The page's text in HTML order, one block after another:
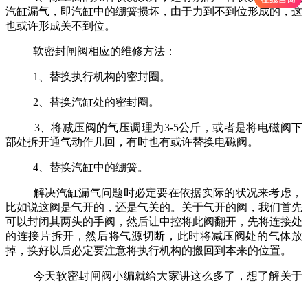
汽缸漏气，即汽缸中的绷簧损坏，由于力到不到位形成的，这
也或许形成关不到位。
软密封闸阀相应的维修方法：
1、替换执行机构的密封圈。
2、替换汽缸处的密封圈。
3、将减压阀的气压调理为3-5公斤，或者是将电磁阀下
部处拆开通气动作几回，有时也有或许替换电磁阀。
4、替换汽缸中的绷簧。
解决汽缸漏气问题时必定要在依据实际的状况来考虑，
比如说这阀是气开的，还是气关的。关于气开的阀，我们首先
可以封闭其两头的手阀，然后让中控将此阀翻开，先将连接处
的连接片拆开，然后将气源切断，此时将减压阀处的气体放
掉，换好以后必定要注意将执行机构的搬回到本来的位置。
今天软密封闸阀小编就给大家讲这么多了，想了解关于